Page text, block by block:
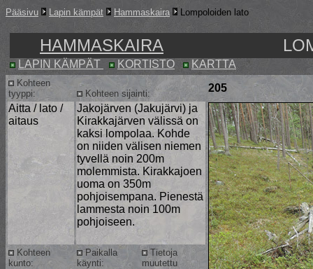
Pääsivu Lapin kämpät Hammaskaira Lompoloiden lato
HAMMASKAIRA
LAPIN KÄMPÄT KORTISTO KARTTA
Kohteen
tyyppi:
Kohteen sijainti:
205
Aitta / lato /
aitaus
Jakojärven (Jakujärvi) ja
Kirakkajärven välissä on
kaksi lompolaa. Kohde
on niiden välisen niemen
tyvellä noin 200m
molemmista. Kirakkajoen
uoma on 350m
pohjoisempana. Pienestä
lammesta noin 100m
pohjoiseen.
Kohteen
kunto:
Paikalla
käynti:
Tietoja
muutettu